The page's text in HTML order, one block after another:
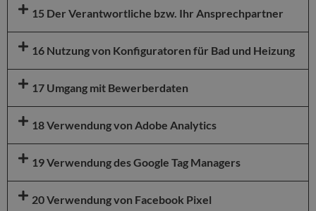
15 Der Verantwortliche bzw. Ihr Ansprechpartner
16 Nutzung von Konfiguratoren für Bad und Heizung
17 Umgang mit Bewerberdaten
18 Verwendung von Adobe Analytics
19 Verwendung des Google Tag Managers
20 Verwendung von Facebook Pixel